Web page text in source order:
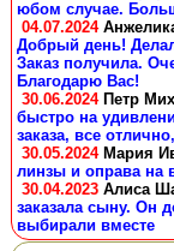
юбом случае.
04.07.2024
Добрый день!
Заказ получила.
Благодарю Вас!
30.06.2024 Петр
быстро на
заказа, все
30.05.2024 Мария
линзы и оправа на
30.04.2023 Алиса
заказала сыну. Он
выбирали вместе